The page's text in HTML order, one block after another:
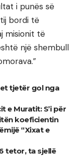
i punës së
bordi të
misionit të
një shembull
tjetër gol nga
e Muratit: S’i për
koeficientin
“Xixat e
tetor, ta sjellë